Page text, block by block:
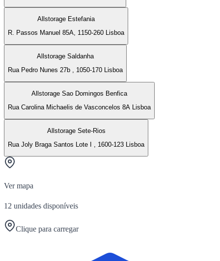
Allstorage Estefania
R. Passos Manuel 85A, 1150-260 Lisboa
Allstorage Saldanha
Rua Pedro Nunes 27b , 1050-170 Lisboa
Allstorage Sao Domingos Benfica
Rua Carolina Michaelis de Vasconcelos 8A Lisboa
Allstorage Sete-Rios
Rua Joly Braga Santos Lote I , 1600-123 Lisboa
Ver mapa
12 unidades disponíveis
Clique para carregar